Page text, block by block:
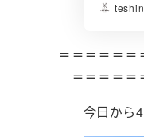
＝＝＝＝＝＝
＝＝＝＝＝
今日から